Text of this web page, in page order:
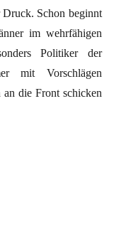
Schon beginnt
im wehrfähigen
Politiker der
mit Vorschlägen
an die Front schicken
mit